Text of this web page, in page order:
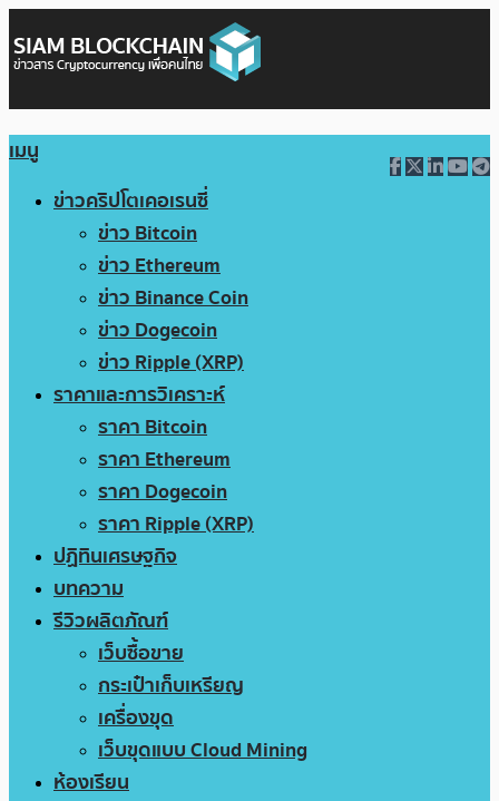
เมนู
ข่าวคริปโตเคอเรนซี่
ข่าว Bitcoin
ข่าว Ethereum
ข่าว Binance Coin
ข่าว Dogecoin
ข่าว Ripple (XRP)
ราคาและการวิเคราะห์
ราคา Bitcoin
ราคา Ethereum
ราคา Dogecoin
ราคา Ripple (XRP)
ปฏิทินเศรษฐกิจ
บทความ
รีวิวผลิตภัณฑ์
เว็บซื้อขาย
กระเป๋าเก็บเหรียญ
เครื่องขุด
เว็บขุดแบบ Cloud Mining
ห้องเรียน